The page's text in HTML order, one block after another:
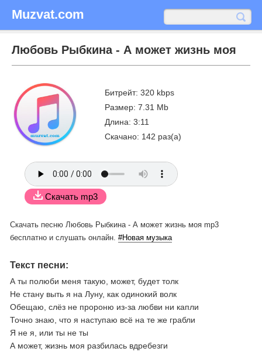
Muzvat.com
Любовь Рыбкина - А может жизнь моя
Битрейт: 320 kbps
Размер: 7.31 Mb
Длина: 3:11
Скачано: 142 раз(а)
Скачать mp3
Скачать песню Любовь Рыбкина - А может жизнь моя mp3
бесплатно и слушать онлайн. #Новая музыка
Текст песни:
А ты полюби меня такую, может, будет толк
Не стану выть я на Луну, как одинокий волк
Обещаю, слёз не пророню из-за любви ни капли
Точно знаю, что я наступаю всё на те же грабли
Я не я, или ты не ты
А может, жизнь моя разбилась вдребезги